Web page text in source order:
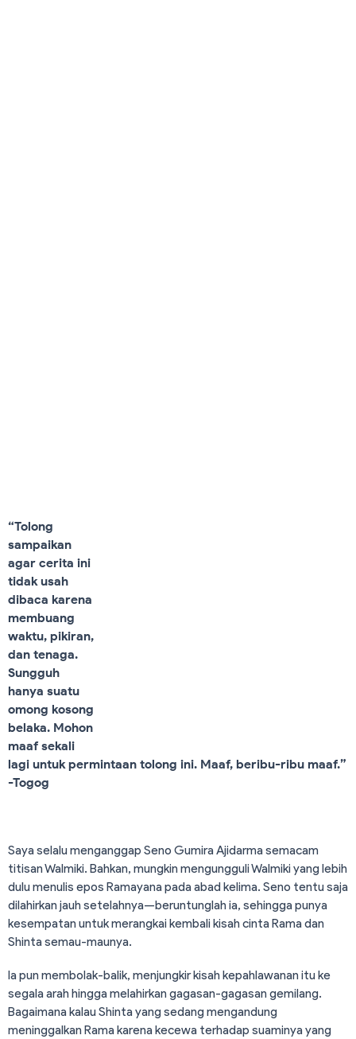
“Tolong
sampaikan
agar cerita ini
tidak usah
dibaca karena
membuang
waktu, pikiran,
dan tenaga.
Sungguh
hanya suatu
omong kosong
belaka. Mohon
maaf sekali
lagi untuk permintaan tolong ini. Maaf, beribu-ribu maaf.”
-Togog
Saya selalu menganggap Seno Gumira Ajidarma semacam
titisan Walmiki. Bahkan, mungkin mengungguli Walmiki yang lebih
dulu menulis epos Ramayana pada abad kelima. Seno tentu saja
dilahirkan jauh setelahnya—beruntunglah ia, sehingga punya
kesempatan untuk merangkai kembali kisah cinta Rama dan
Shinta semau-maunya.
Ia pun membolak-balik, menjungkir kisah kepahlawanan itu ke
segala arah hingga melahirkan gagasan-gagasan gemilang.
Bagaimana kalau Shinta yang sedang mengandung
meninggalkan Rama karena kecewa terhadap suaminya yang